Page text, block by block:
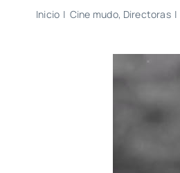
Inicio Cine mudo Directoras